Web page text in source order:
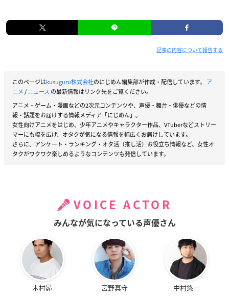
記事の内容について報告する
このページはkusuguru株式会社のにじめん編集部が作成・配信しています。 ア
ニメ/ニュース の最新情報はリンク先をご覧ください。
アニメ・ゲーム・漫画などの2次元コンテンツや、声優・舞台・俳優などの情
報・話題をお届けする情報メディア「にじめん」。
女性向けアニメをはじめ、少年アニメやキャラクター作品、VTuberなどストリー
マーにも幅を広げ、オタクが気になる情報を幅広くお届けしています。
さらに、アンケート・ランキング・オタ活（推し活）お役立ち情報など、女性オ
タクがワクワク楽しめるようなコンテンツも発信しています。
VOICE ACTOR
みんなが気になっている声優さん
木村昴 宮野真守 中村悠一